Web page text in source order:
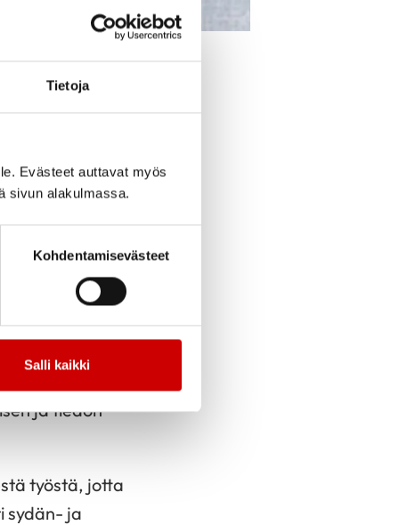
Tietoja
Evästeet auttavat myös
sivun alakulmassa.
Kohdentamisevästeet
Salli kaikki
Twitter
Jaa Linkedin
Jaa EmailJaa Print
asukkaiden
Järjestätte
ja yhteistyönne
ja tiedon
työstä, jotta
sydän- ja